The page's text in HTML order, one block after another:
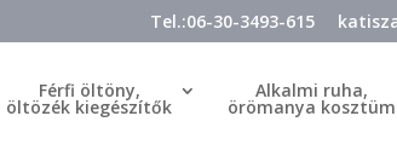
Tel.:06-30-3493-615
Férfi öltöny,
öltözék kiegészítők
Alkalmi ruha,
örömanya kosztüm